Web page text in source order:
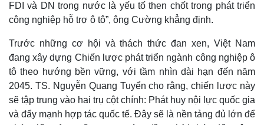
FDI và DN trong nước là yếu tố then chốt trong phát triển
công nghiệp hỗ trợ ô tô”, ông Cường khẳng định.
Trước những cơ hội và thách thức đan xen, Việt Nam
đang xây dựng Chiến lược phát triển ngành công nghiệp ô
tô theo hướng bền vững, với tầm nhìn dài hạn đến năm
2045. TS. Nguyễn Quang Tuyển cho rằng, chiến lược này
sẽ tập trung vào hai trụ cột chính: Phát huy nội lực quốc gia
và đẩy mạnh hợp tác quốc tế. Đây sẽ là nền tảng đủ lớn để